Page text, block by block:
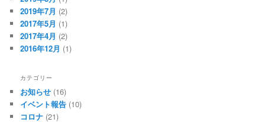
2019年7月 (2)
2017年5月 (1)
2017年4月 (2)
2016年12月 (1)
カテゴリー
お知らせ (16)
イベント報告 (10)
コロナ (21)